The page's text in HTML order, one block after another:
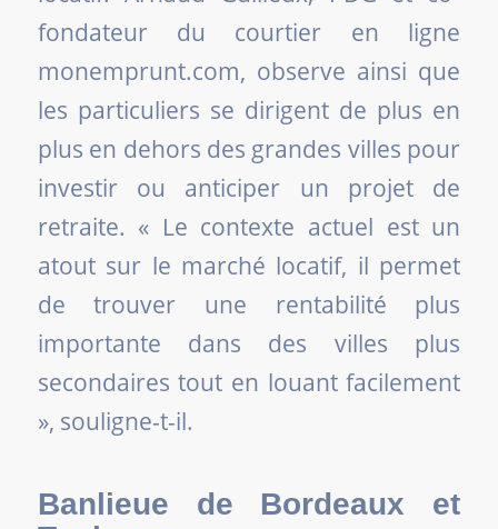
fondateur du courtier en ligne
monemprunt.com, observe ainsi que
les particuliers se dirigent de plus en
plus en dehors des grandes villes pour
investir ou anticiper un projet de
retraite. « Le contexte actuel est un
atout sur le marché locatif, il permet
de trouver une rentabilité plus
importante dans des villes plus
secondaires tout en louant facilement
», souligne-t-il.
Banlieue de Bordeaux et